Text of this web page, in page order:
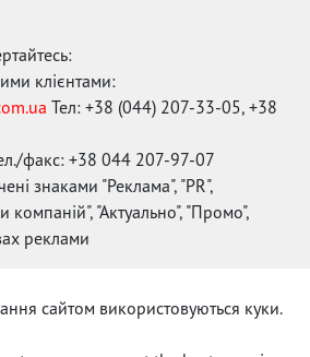
клієнтами:
Тел: +38 (044) 207-33-05, +38
факс: +38 044 207-97-07
знаками "Реклама", "PR",
компаній", "Актуально", "Промо",
реклами
сайтом використовуються куки.